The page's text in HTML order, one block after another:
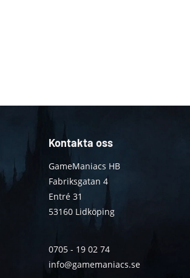
Kontakta oss
GameManiacs HB
Fabriksgatan 4
Entré 31
53160 Lidköping
0705 - 19 02 74
info@gamemaniacs.se